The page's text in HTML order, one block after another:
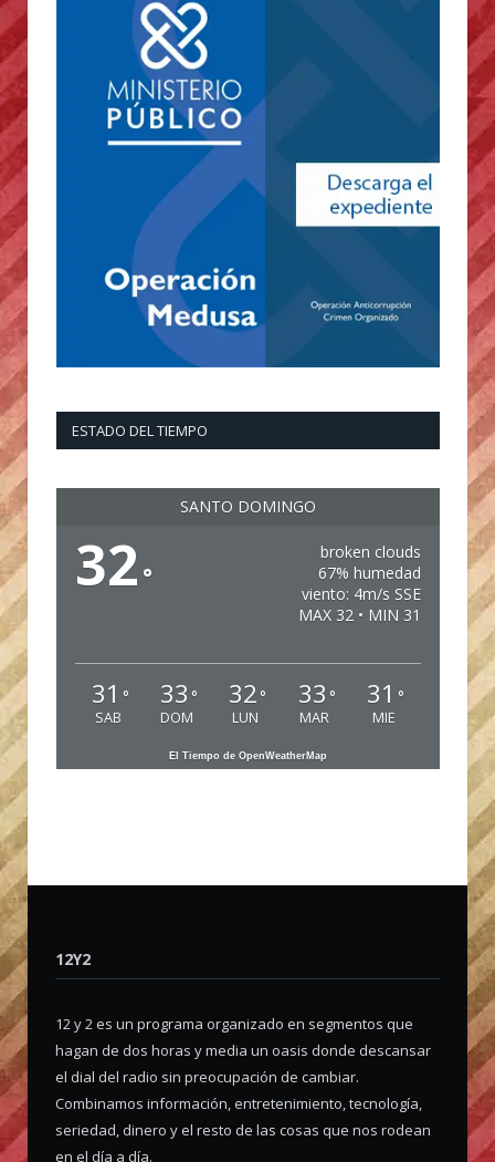
ESTADO DEL TIEMPO
SANTO DOMINGO
32 °
broken clouds
67% humedad
viento: 4m/s SSE
MAX 32 • MIN 31
31 °
SAB
33 °
DOM
32 °
LUN
33 °
MAR
31 °
MIE
El Tiempo de OpenWeatherMap
12Y2
12 y 2 es un programa organizado en segmentos que
hagan de dos horas y media un oasis donde descansar
el dial del radio sin preocupación de cambiar.
Combinamos información, entretenimiento, tecnología,
seriedad, dinero y el resto de las cosas que nos rodean
en el día a día.